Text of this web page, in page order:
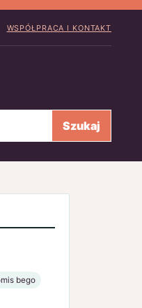
WSPÓŁPRACA I KONTAKT
Szukaj
bego